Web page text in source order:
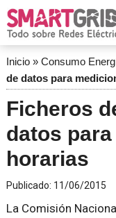
Inicio» Consumo
de datos para
Ficheros
datos
horarias
Publicado: 11/06/2015
La Comisión